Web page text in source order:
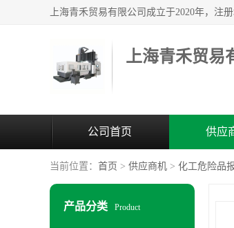
上海青禾贸易
公司首页 供应
当前位置： 首页 > 供应商机 > 化工危险品
产品分类 Product